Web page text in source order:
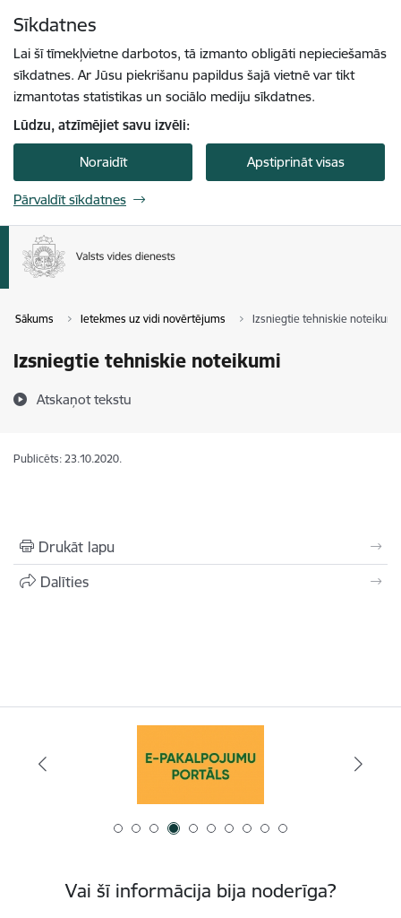
Sīkdatnes
Lai šī tīmekļvietne darbotos, tā izmanto obligāti nepieciešamās
sīkdatnes. Ar Jūsu piekrišanu papildus šajā vietnē var tikt
izmantotas statistikas un sociālo mediju sīkdatnes.
Lūdzu, atzīmējiet savu izvēli:
Noraidīt Apstiprināt visas
Pārvaldīt sīkdatnes
Sākums Ietekmes uz vidi novērtējums Izsniegtie tehniskie noteikumi
Izsniegtie tehniskie noteikumi
Atskaņot tekstu
Publicēts: 23.10.2020.
Drukāt lapu
Dalīties
Vai šī informācija bija noderīga?